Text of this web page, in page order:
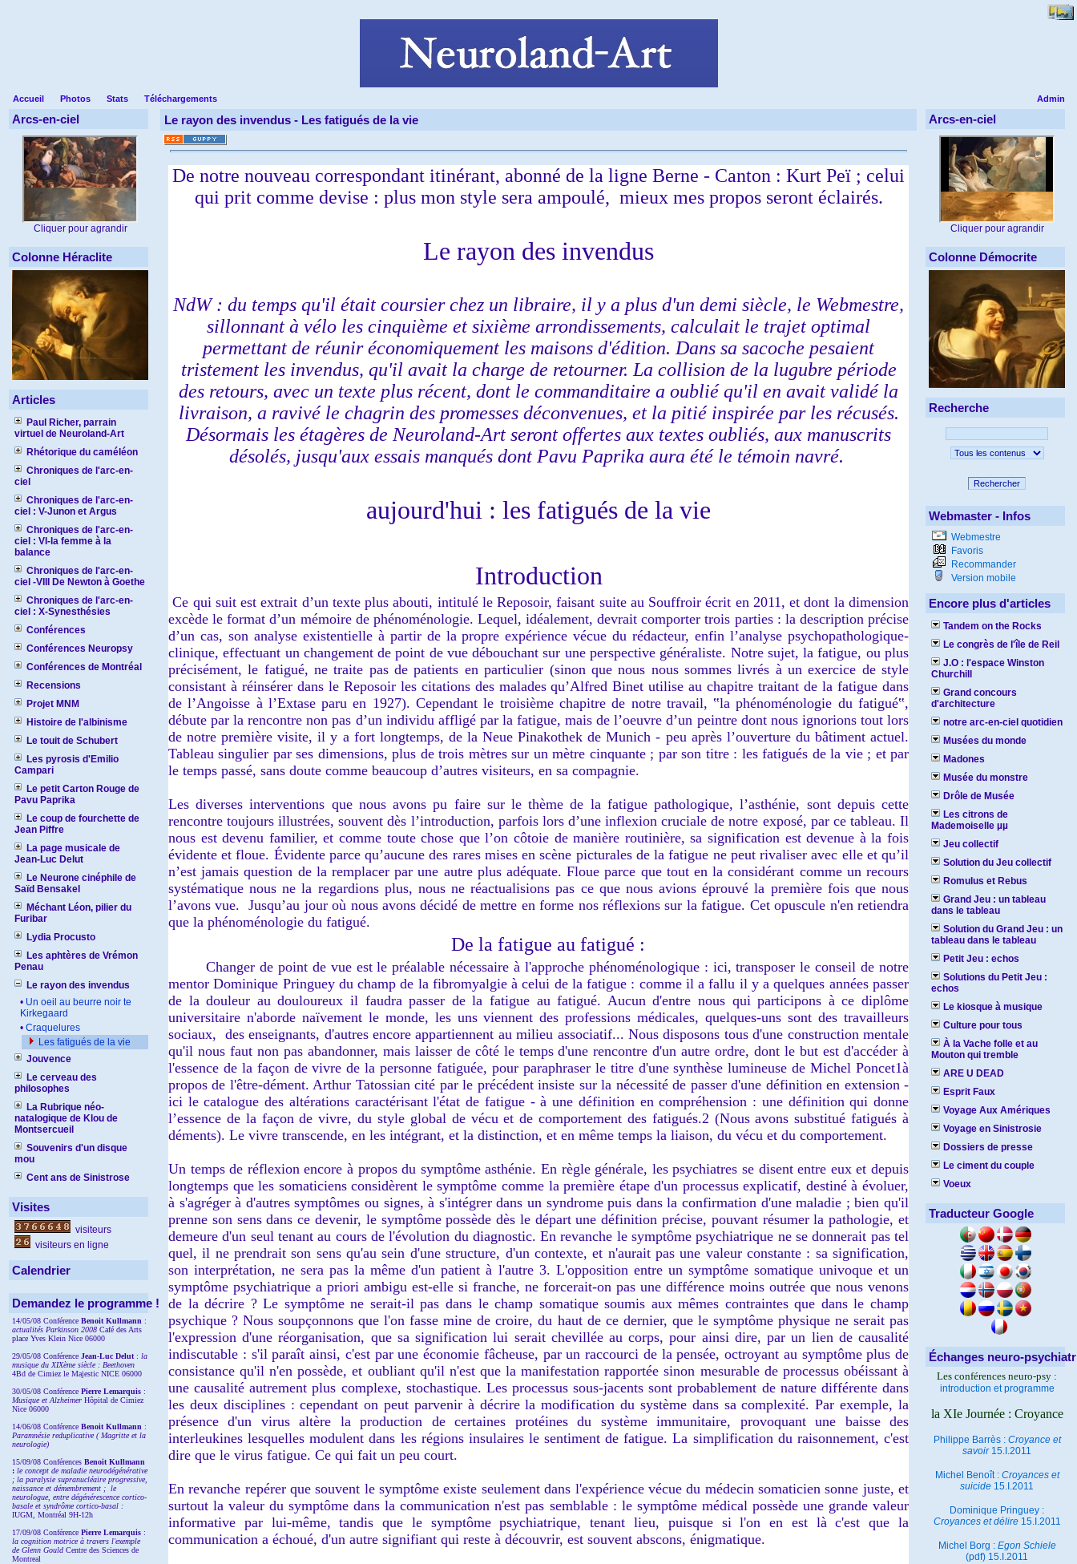
Admin
Accueil Photos Stats Téléchargements
Arcs-en-ciel
Cliquer pour agrandir
Colonne Héraclite
Articles
Paul Richer, parrain
virtuel de Neuroland-Art
Rhétorique du caméléon
Chroniques de l'arc-en-
ciel
Chroniques de l'arc-en-
ciel : V-Junon et Argus
Chroniques de l'arc-en-
ciel : VI-la femme à la
balance
Chroniques de l'arc-en-
ciel -VIII De Newton à Goethe
Chroniques de l'arc-en-
ciel : X-Synesthésies
Conférences
Conférences Neuropsy
Conférences de Montréal
Recensions
Projet MNM
Histoire de l'albinisme
Le touit de Schubert
Les pyrosis d'Emilio
Campari
Le petit Carton Rouge de
Pavu Paprika
Le coup de fourchette de
Jean Piffre
La page musicale de
Jean-Luc Delut
Le Neurone cinéphile de
Saïd Bensakel
Méchant Léon, pilier du
Furibar
Lydia Procusto
Les aphtères de Vrémon
Penau
Le rayon des invendus
• Un oeil au beurre noir te
Kirkegaard
• Craquelures
Les fatigués de la vie
Jouvence
Le cerveau des
philosophes
La Rubrique néo-
natalogique de Klou de
Montsercueil
Souvenirs d'un disque
mou
Cent ans de Sinistrose
Visites
visiteurs
visiteurs en ligne
Calendrier
Demandez le programme !
14/05/08 Conférence Benoit Kullmann :
actualités Parkinson 2008 Café des Arts
place Yves Klein Nice 06000
29/05/08 Conférence Jean-Luc Delut : la
musique du XIXème siècle : Beethoven
4Bd de Cimiez le Majestic NICE 06000
30/05/08 Conférence Pierre Lemarquis :
Musique et Alzheimer Hôpital de Cimiez
Nice 06000
14/06/08 Conférence Benoit Kullmann :
Paramnésie reduplicative ( Magritte et la
neurologie)
15/09/08 Conférences Benoit Kullmann
: le concept de maladie neurodégénérative
; la paralysie supranucléaire progressive,
naissance et démembrement ; le
neurologue, entre dégénérescence cortico-
basale et syndrôme cortico-basal :
IUGM, Montréal 9H-12h
17/09/08 Conférence Pierre Lemarquis :
la cognition motrice à travers l'exemple
de Glenn Gould Centre des Sciences de
Montreal
Le rayon des invendus - Les fatigués de la vie
De notre nouveau correspondant itinérant, abonné de la ligne Berne - Canton : Kurt Peï ; celui
qui prit comme devise : plus mon style sera ampoulé, mieux mes propos seront éclairés.
Le rayon des invendus
NdW : du temps qu'il était coursier chez un libraire, il y a plus d'un demi siècle, le Webmestre,
sillonnant à vélo les cinquième et sixième arrondissements, calculait le trajet optimal
permettant de réunir économiquement les maisons d'édition. Dans sa sacoche pesaient
tristement les invendus, qu'il avait la charge de retourner. La collision de la lugubre période
des retours, avec un texte plus récent, dont le commanditaire a oublié qu'il en avait validé la
livraison, a ravivé le chagrin des promesses déconvenues, et la pitié inspirée par les récusés.
Désormais les étagères de Neuroland-Art seront offertes aux textes oubliés, aux manuscrits
désolés, jusqu'aux essais manqués dont Pavu Paprika aura été le témoin navré.
aujourd'hui : les fatigués de la vie
Introduction
Ce qui suit est extrait d’un texte plus abouti, intitulé le Reposoir, faisant suite au Souffroir écrit en 2011, et dont la dimension
excède le format d’un mémoire de phénoménologie. Lequel, idéalement, devrait comporter trois parties : la description précise
d’un cas, son analyse existentielle à partir de la propre expérience vécue du rédacteur, enfin l’analyse psychopathologique-
clinique, effectuant un changement de point de vue débouchant sur une perspective généraliste. Notre sujet, la fatigue, ou plus
précisément, le fatigué, ne traite pas de patients en particulier (sinon que nous nous sommes livrés à un exercice de style
consistant à réinsérer dans le Reposoir les citations des malades qu’Alfred Binet utilise au chapitre traitant de la fatigue dans
de l’Angoisse à l’Extase paru en 1927). Cependant le troisième chapitre de notre travail, ‟la phénoménologie du fatigué‟,
débute par la rencontre non pas d’un individu affligé par la fatigue, mais de l’oeuvre d’un peintre dont nous ignorions tout lors
de notre première visite, il y a fort longtemps, de la Neue Pinakothek de Munich - peu après l’ouverture du bâtiment actuel.
Tableau singulier par ses dimensions, plus de trois mètres sur un mètre cinquante ; par son titre : les fatigués de la vie ; et par
le temps passé, sans doute comme beaucoup d’autres visiteurs, en sa compagnie.
Les diverses interventions que nous avons pu faire sur le thème de la fatigue pathologique, l’asthénie, sont depuis cette
rencontre toujours illustrées, souvent dès l’introduction, parfois lors d’une inflexion cruciale de notre exposé, par ce tableau. Il
nous est devenu familier, et comme toute chose que l’on côtoie de manière routinière, sa signification est devenue à la fois
évidente et floue. Évidente parce qu’aucune des rares mises en scène picturales de la fatigue ne peut rivaliser avec elle et qu’il
n’est jamais question de la remplacer par une autre plus adéquate. Floue parce que tout en la considérant comme un recours
systématique nous ne la regardions plus, nous ne réactualisions pas ce que nous avions éprouvé la première fois que nous
l’avons vue. Jusqu’au jour où nous avons décidé de mettre en forme nos réflexions sur la fatigue. Cet opuscule n'en retiendra
que la phénoménologie du fatigué.
De la fatigue au fatigué :
Changer de point de vue est le préalable nécessaire à l'approche phénoménologique : ici, transposer le conseil de notre
mentor Dominique Pringuey du champ de la fibromyalgie à celui de la fatigue : comme il a fallu il y a quelques années passer
de la douleur au douloureux il faudra passer de la fatigue au fatigué. Aucun d'entre nous qui participons à ce diplôme
universitaire n'aborde naïvement le monde, les uns viennent des professions médicales, quelques-uns sont des travailleurs
sociaux, des enseignants, d'autres encore appartiennent au milieu associatif... Nous disposons tous d'une construction mentale
qu'il nous faut non pas abandonner, mais laisser de côté le temps d'une rencontre d'un autre ordre, dont le but est d'accéder à
l'essence de la façon de vivre de la personne fatiguée, pour paraphraser le titre d'une synthèse lumineuse de Michel Poncet1à
propos de l'être-dément. Arthur Tatossian cité par le précédent insiste sur la nécessité de passer d'une définition en extension -
ici le catalogue des altérations caractérisant l'état de fatigue - à une définition en compréhension : une définition qui donne
l’essence de la façon de vivre, du style global de vécu et de comportement des fatigués.2 (Nous avons substitué fatigués à
déments). Le vivre transcende, en les intégrant, et la distinction, et en même temps la liaison, du vécu et du comportement.
Un temps de réflexion encore à propos du symptôme asthénie. En règle générale, les psychiatres se disent entre eux et depuis
longtemps que les somaticiens considèrent le symptôme comme la première étape d'un processus explicatif, destiné à évoluer,
à s'agréger à d'autres symptômes ou signes, à s'intégrer dans un syndrome puis dans la confirmation d'une maladie ; bien qu'il
prenne son sens dans ce devenir, le symptôme possède dès le départ une définition précise, pouvant résumer la pathologie, et
demeure d'un seul tenant au cours de l'évolution du diagnostic. En revanche le symptôme psychiatrique ne se donnerait pas tel
quel, il ne prendrait son sens qu'au sein d'une structure, d'un contexte, et n'aurait pas une valeur constante : sa signification,
son interprétation, ne sera pas la même d'un patient à l'autre 3. L'opposition entre un symptôme somatique univoque et un
symptôme psychiatrique a priori ambigu est-elle si franche, ne forcerait-on pas une différence moins outrée que nous venons
de la décrire ? Le symptôme ne serait-il pas dans le champ somatique soumis aux mêmes contraintes que dans le champ
psychique ? Nous soupçonnons que l'on fasse mine de croire, du haut de ce dernier, que le symptôme physique ne serait pas
l'expression d'une réorganisation, que sa signification lui serait chevillée au corps, pour ainsi dire, par un lien de causalité
indiscutable : s'il paraît ainsi, c'est par une économie fâcheuse, par un raccourci de la pensée, octroyant au symptôme plus de
consistance qu'il n'en possède, et oubliant qu'il n'est que la manifestation rapportée sinon mesurable de processus obéissant à
une causalité autrement plus complexe, stochastique. Les processus sous-jacents sont probablement de nature différente dans
les deux disciplines : cependant on peut parvenir à décrire la modification du système dans sa complexité. Par exemple, la
présence d'un virus altère la production de certaines protéines du système immunitaire, provoquant une baisse des
interleukines lesquelles modulent dans les régions insulaires le sentiment de fatigue. La simplification du raisonnement, c'est
dire que le virus fatigue. Ce qui fait un peu court.
En revanche repérer que souvent le symptôme existe seulement dans l'expérience vécue du médecin somaticien sonne juste, et
surtout la valeur du symptôme dans la communication n'est pas semblable : le symptôme médical possède une grande valeur
informative par lui-même, tandis que le symptôme psychiatrique, tenant lieu, puisque si l'on en est là c'est que la
communication a échoué, d'un autre signifiant qui reste à découvrir, est souvent abscons, énigmatique.
Arcs-en-ciel
Cliquer pour agrandir
Colonne Démocrite
Recherche
Rechercher
Webmaster - Infos
Webmestre
Favoris
Recommander
Version mobile
Encore plus d'articles
Tandem on the Rocks
Le congrès de l'île de Reil
J.O : l'espace Winston
Churchill
Grand concours
d'architecture
notre arc-en-ciel quotidien
Musées du monde
Madones
Musée du monstre
Drôle de Musée
Les citrons de
Mademoiselle µµ
Jeu collectif
Solution du Jeu collectif
Romulus et Rebus
Grand Jeu : un tableau
dans le tableau
Solution du Grand Jeu : un
tableau dans le tableau
Petit Jeu : echos
Solutions du Petit Jeu :
echos
Le kiosque à musique
Culture pour tous
À la Vache folle et au
Mouton qui tremble
ARE U DEAD
Esprit Faux
Voyage Aux Amériques
Voyage en Sinistrosie
Dossiers de presse
Le ciment du couple
Voeux
Traducteur Google
Échanges neuro-
Les conférences neuro-psy :
introduction et programme
la XIe Journée : Croyance
Philippe Barrès : Croyance et
savoir15.I.2011
Michel Benoît : Croyances et
suicide 15.I.2011
Dominique Pringuey :
Croyances et délire15.I.2011
Michel Borg : Egon Schiele
(pdf) 15.I.2011